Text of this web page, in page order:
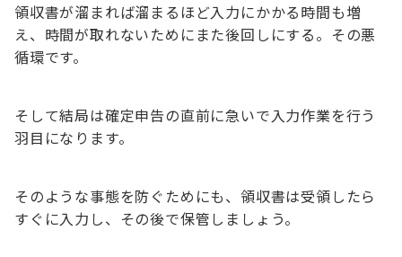
領収書が溜まれば溜まるほど入力にかかる時間も増
え、時間が取れないためにまた後回しにする。その悪
循環です。
そして結局は確定申告の直前に急いで入力作業を行う
羽目になります。
そのような事態を防ぐためにも、領収書は受領したら
すぐに入力し、その後で保管しましょう。